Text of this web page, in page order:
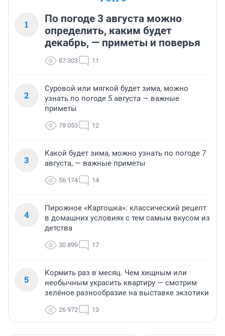
1
По погоде 3 августа можно
определить, каким будет
декабрь, — приметы и поверья
87 303 11
2
Суровой или мягкой будет зима, можно
узнать по погоде 5 августа — важные
приметы
78 053 12
3
Какой будет зима, можно узнать по погоде 7
августа, — важные приметы
56 174 14
4
Пирожное «Картошка»: классический рецепт
в домашних условиях с тем самым вкусом из
детства
30 899 17
5
Кормить раз в месяц. Чем хищным или
необычным украсить квартиру — смотрим
зелёное разнообразие на выставке экзотики
26 972 13